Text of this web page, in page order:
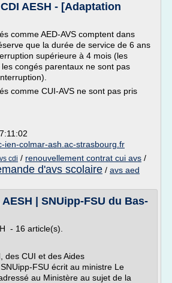
AESH - [Adaptation
comme AED-AVS comptent dans
que la durée de service de 6 ans
supérieure à 4 mois (les
congés parentaux ne sont pas
comme CUI-AVS ne sont pas pris
ien-colmar-ash.ac-strasbourg.fr
cdi / renouvellement contrat cui avs /
d'avs scolaire / avs aed
AESH | SNUipp-FSU du Bas-
- 16 article(s).
des CUI et des Aides
FSU écrit au ministre Le
au Ministère au sujet de la